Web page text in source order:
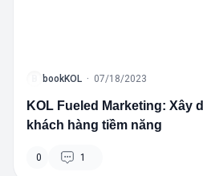
bookKOL · 07/18/2023
KOL Fueled Marketing: Xây
khách hàng tiềm năng
0 1